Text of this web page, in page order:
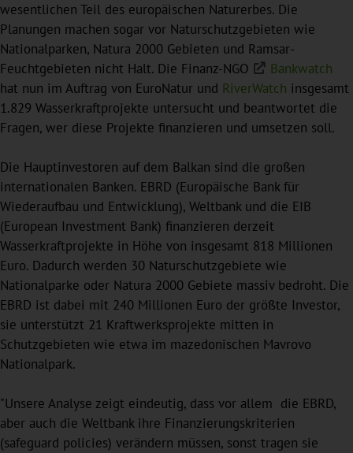
wesentlichen Teil des europäischen Naturerbes. Die
Planungen machen sogar vor Naturschutzgebieten wie
Nationalparken, Natura 2000 Gebieten und Ramsar-
Feuchtgebieten nicht Halt. Die Finanz-NGO
Bankwatch
hat nun im Auftrag von EuroNatur und RiverWatch insgesamt
1.829 Wasserkraftprojekte untersucht und beantwortet die
Fragen, wer diese Projekte finanzieren und umsetzen soll.
Die Hauptinvestoren auf dem Balkan sind die großen
internationalen Banken. EBRD (Europäische Bank für
Wiederaufbau und Entwicklung), Weltbank und die EIB
(European Investment Bank) finanzieren derzeit
Wasserkraftprojekte in Höhe von insgesamt 818 Millionen
Euro. Dadurch werden 30 Naturschutzgebiete wie
Nationalparke oder Natura 2000 Gebiete massiv bedroht. Die
EBRD ist dabei mit 240 Millionen Euro der größte Investor,
sie unterstützt 21 Kraftwerksprojekte mitten in
Schutzgebieten wie etwa im mazedonischen Mavrovo
Nationalpark.
"Unsere Analyse zeigt eindeutig, dass vor allem die EBRD,
aber auch die Weltbank ihre Finanzierungskriterien
(safeguard policies) verändern müssen, sonst tragen sie